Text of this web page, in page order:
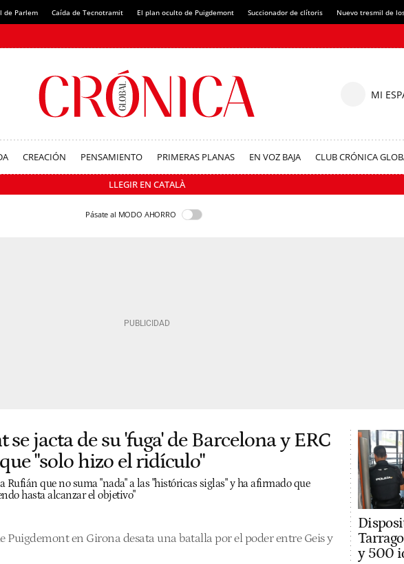
de Parlem Caída de Tecnotramit El plan oculto de Puigdemont Succionador de clítoris Nuevo tresmil de
CREACIÓN PENSAMIENTO PRIMERAS PLANAS EN VOZ BAJA CLUB CRÓNICA
LLEGIR EN CATALÀ
Pásate al MODO AHORRO
jacta de su 'fuga' de Barcelona y ERC
"solo hizo el ridículo"
Rufián que no suma "nada" a las "históricas siglas" y ha afirmado que
hasta alcanzar el objetivo"
Puigdemont en Girona desata una batalla por el poder entre Geis y
y 500